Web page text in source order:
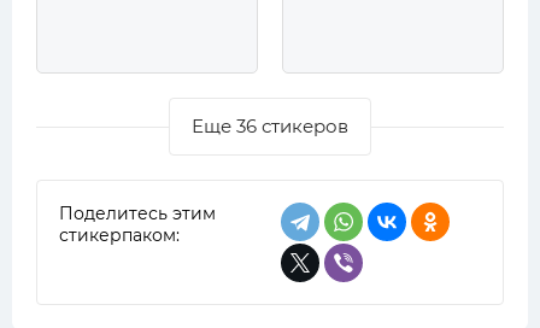
Еще 36 стикеров
Поделитесь этим
стикерпаком: